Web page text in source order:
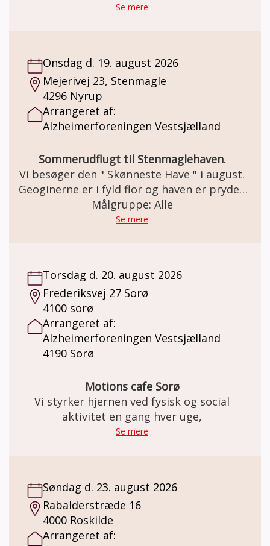
Se mere
Onsdag d. 19. august 2026
Mejerivej 23, Stenmagle
4296 Nyrup
Arrangeret af:
Alzheimerforeningen Vestsjælland
Sommerudflugt til Stenmaglehaven.
Vi besøger den " Skønneste Have " i august.
Geoginerne er i fyld flor og haven er pryden
med sten, vand og smukke stier. Vi serverer
kaffe og kagebord.
Målgruppe: Alle
Se mere
Torsdag d. 20. august 2026
Frederiksvej 27 Sorø
4100 sorø
Arrangeret af:
Alzheimerforeningen Vestsjælland
4190 Sorø
Motions cafe Sorø
Vi styrker hjernen ved fysisk og social
aktivitet en gang hver uge,
Se mere
Søndag d. 23. august 2026
Rabalderstræde 16
4000 Roskilde
Arrangeret af: